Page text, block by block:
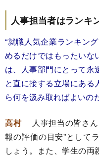
人事担当者はランキ
“就職人気企業ランキン
めるだけではもったいな
は、人事部門にとって永
と直に接する立場にあ
ら何を汲み取ればよいの
高村人事担当の皆さん
報の評価の目安”として
しょう。また、学生の